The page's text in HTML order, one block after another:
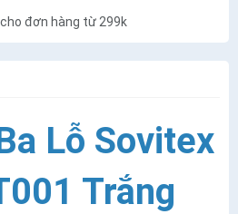
đơn hàng từ 299k
Lỗ Sovitex
Trắng